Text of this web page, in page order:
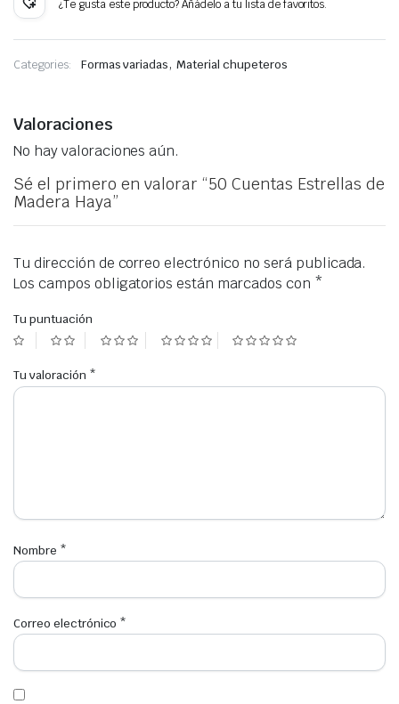
Haya
¿Te gusta este producto? Añádelo a tu lista de favoritos.
Categories: Formas variadas,Material chupeteros
Valoraciones
No hay valoraciones aún.
Sé el primero en valorar “50 Cuentas Estrellas de
Madera Haya”
Tu dirección de correo electrónico no será publicada.
Los campos obligatorios están marcados con *
Tu puntuación
Tu valoración *
Nombre *
Correo electrónico *